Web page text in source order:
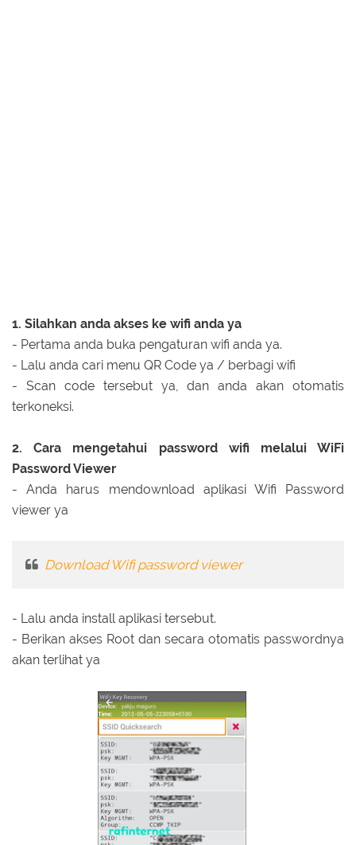
1. Silahkan anda akses ke wifi anda ya
- Pertama anda buka pengaturan wifi anda ya.
- Lalu anda cari menu QR Code ya / berbagi wifi
- Scan code tersebut ya, dan anda akan otomatis
terkoneksi.
2. Cara mengetahui password wifi melalui WiFi
Password Viewer
- Anda harus mendownload aplikasi Wifi Password
viewer ya
Download Wifi password viewer
- Lalu anda install aplikasi tersebut.
- Berikan akses Root dan secara otomatis passwordnya
akan terlihat ya